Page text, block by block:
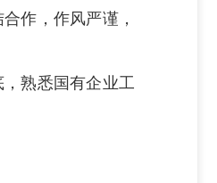
作，作风严谨，
熟悉国有企业工